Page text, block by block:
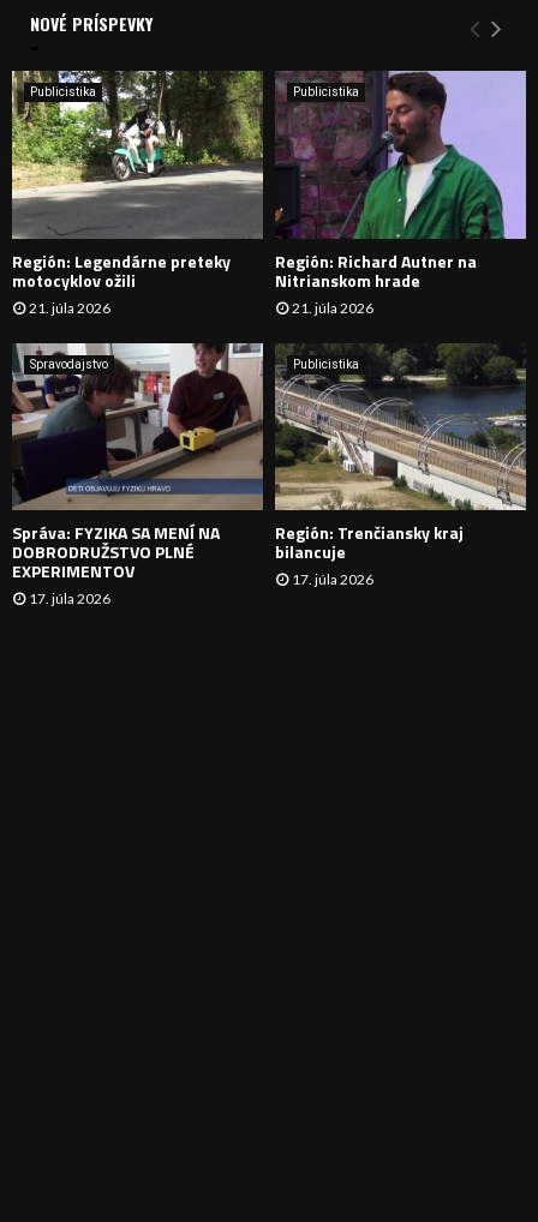
i
e
:
Y
H
D
A
N
I
E
NOVÉ PRÍSPEVKY
Publicistika
Región: Legendárne preteky
motocyklov ožili
21. júla 2026
Publicistika
Región: Richard Autner na
Nitrianskom hrade
21. júla 2026
Spravodajstvo
Správa: FYZIKA SA MENÍ NA
DOBRODRUŽSTVO PLNÉ
EXPERIMENTOV
17. júla 2026
Publicistika
Región: Trenčiansky kraj
bilancuje
17. júla 2026